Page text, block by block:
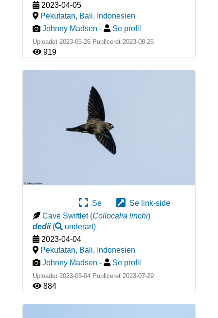
2023-04-05
Pekutatan, Bali, Indonesien
Johnny Madsen - Se profil
Uploadet 2023-05-26 Publiceret 2023-08-25
919
Se
Se link-side
Cave Swiftlet (Collocalia linchi)
dedii( underart)
2023-04-04
Pekutatan, Bali, Indonesien
Johnny Madsen - Se profil
Uploadet 2023-05-04 Publiceret 2023-07-29
884